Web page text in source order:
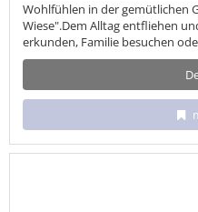
Wohlfühlen in der gemütlichen
Wiese".Dem Alltag entfliehen
erkunden, Familie besuchen